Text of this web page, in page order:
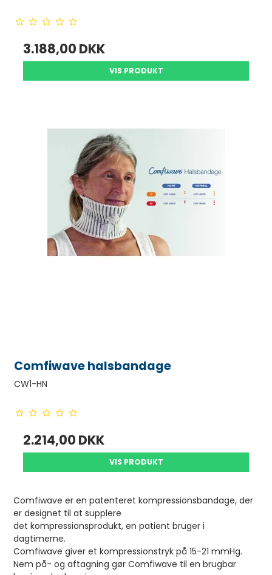
3.188,00 DKK
VIS PRODUKT
Comfiwave halsbandage
CW1-HN
2.214,00 DKK
VIS PRODUKT
Comfiwave er en patenteret kompressionsbandage, der
er designet til at supplere
det kompressionsprodukt, en patient bruger i
dagtimerne.
Comfiwave giver et kompressionstryk på 15-21 mmHg.
Nem på- og aftagning gør Comfiwave til en brugbar